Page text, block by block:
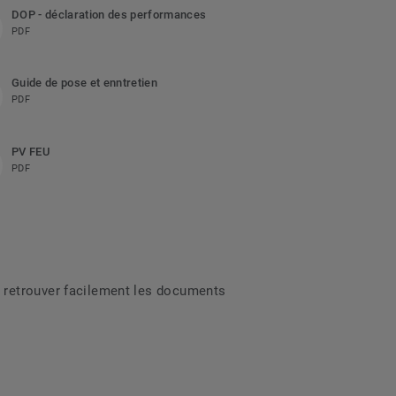
DOP - déclaration des performances
PDF
Guide de pose et enntretien
PDF
PV FEU
PDF
retrouver facilement les documents